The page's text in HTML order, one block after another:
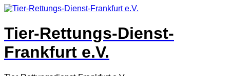
Tier-Rettungs-Dienst-
Frankfurt e.V.